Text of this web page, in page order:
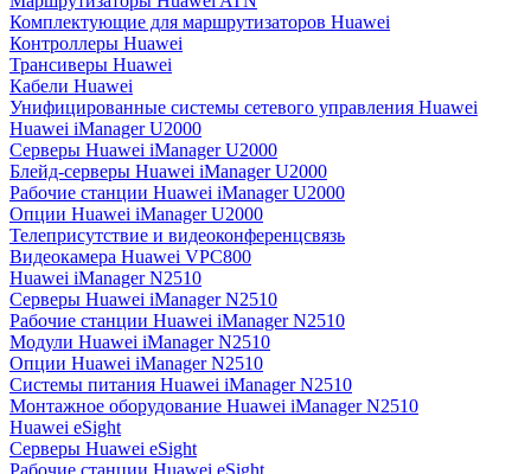
Комплектующие для маршрутизаторов Huawei
Контроллеры Huawei
Трансиверы Huawei
Кабели Huawei
Унифицированные системы сетевого управления Huawei
Huawei iManager U2000
Серверы Huawei iManager U2000
Блейд-серверы Huawei iManager U2000
Рабочие станции Huawei iManager U2000
Опции Huawei iManager U2000
Телеприсутствие и видеоконференцсвязь
Видеокамера Huawei VPC800
Huawei iManager N2510
Серверы Huawei iManager N2510
Рабочие станции Huawei iManager N2510
Модули Huawei iManager N2510
Опции Huawei iManager N2510
Системы питания Huawei iManager N2510
Монтажное оборудование Huawei iManager N2510
Huawei eSight
Серверы Huawei eSight
Рабочие станции Huawei eSight